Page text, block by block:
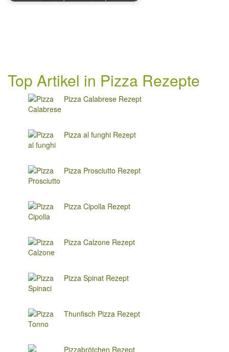
Top Artikel in Pizza Rezepte
Pizza Calabrese Rezept
Pizza al funghi Rezept
Pizza Prosciutto Rezept
Pizza Cipolla Rezept
Pizza Calzone Rezept
Pizza Spinat Rezept
Thunfisch Pizza Rezept
Pizzabrötchen Rezept